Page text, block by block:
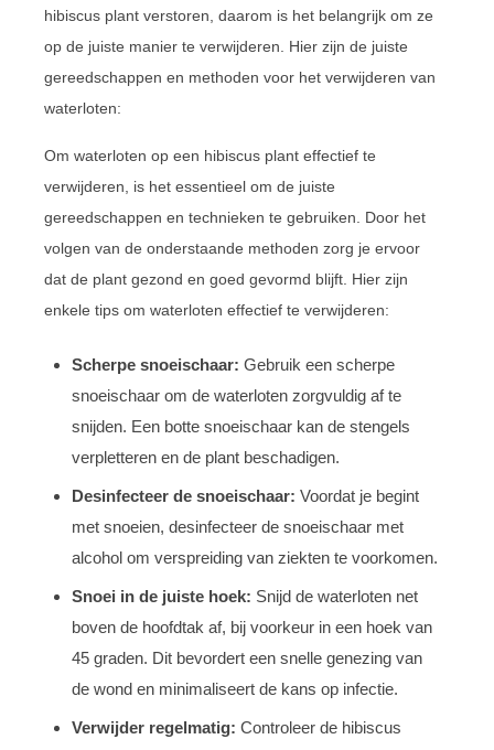
hibiscus plant verstoren, daarom is het belangrijk om ze
op de juiste manier te verwijderen. Hier zijn de juiste
gereedschappen en methoden voor het verwijderen van
waterloten:
Om waterloten op een hibiscus plant effectief te
verwijderen, is het essentieel om de juiste
gereedschappen en technieken te gebruiken. Door het
volgen van de onderstaande methoden zorg je ervoor
dat de plant gezond en goed gevormd blijft. Hier zijn
enkele tips om waterloten effectief te verwijderen:
Scherpe snoeischaar: Gebruik een scherpe
snoeischaar om de waterloten zorgvuldig af te
snijden. Een botte snoeischaar kan de stengels
verpletteren en de plant beschadigen.
Desinfecteer de snoeischaar: Voordat je begint
met snoeien, desinfecteer de snoeischaar met
alcohol om verspreiding van ziekten te voorkomen.
Snoei in de juiste hoek: Snijd de waterloten net
boven de hoofdtak af, bij voorkeur in een hoek van
45 graden. Dit bevordert een snelle genezing van
de wond en minimaliseert de kans op infectie.
Verwijder regelmatig: Controleer de hibiscus